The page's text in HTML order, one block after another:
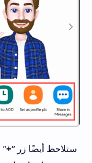
ستلاحظ أيضًا زر “+